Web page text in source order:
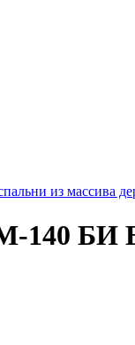
из массива
140 БИ